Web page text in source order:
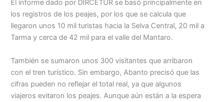
El informe dado por DIRCETUR se basó principalmente en
los registros de los peajes, por los que se calcula que
llegaron unos 10 mil turistas hacia la Selva Central, 20 mil a
Tarma y cerca de 42 mil para el valle del Mantaro.
También se sumaron unos 300 visitantes que arribaron
con el tren turístico. Sin embargo, Abanto precisó que las
cifras pueden no reflejar el total real, ya que algunos
viajeros evitaron los peajes. Aunque aún están a la espera